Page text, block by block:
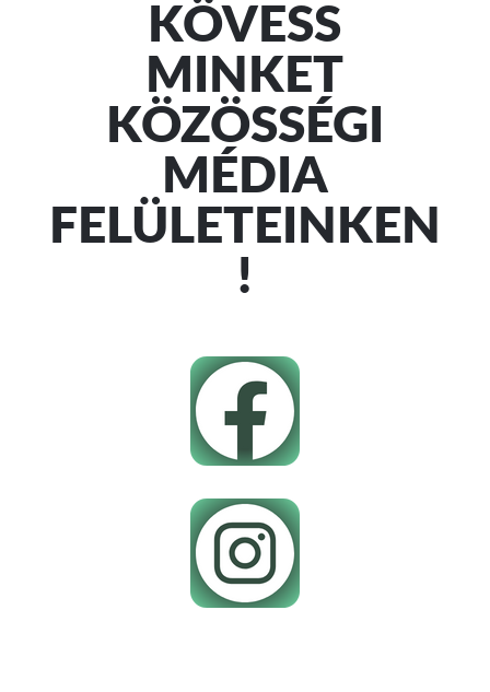
KÖVESS
MINKET
KÖZÖSSÉGI
MÉDIA
FELÜLETEINKEN
!